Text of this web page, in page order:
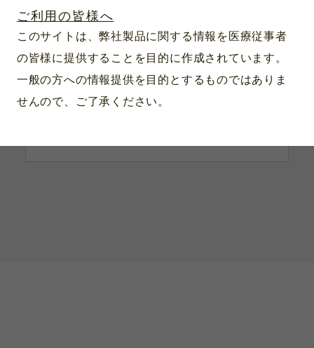
ご利用の皆様へ
このサイトは、弊社製品に関する情報を医療従事者
の皆様に提供することを目的に作成されています。
一般の方への情報提供を目的とするものではありま
せんので、ご了承ください。
製品番号：M-228.94.865
マッキントッシュブレード/スタンダ
ードF.O.4 LED充電ハンドルセット
3.5V